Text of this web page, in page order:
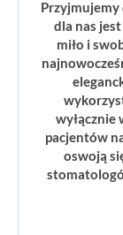
Przyjmujemy
dla nas jest
miło i
wyłącznie
pacjentów
oswoją